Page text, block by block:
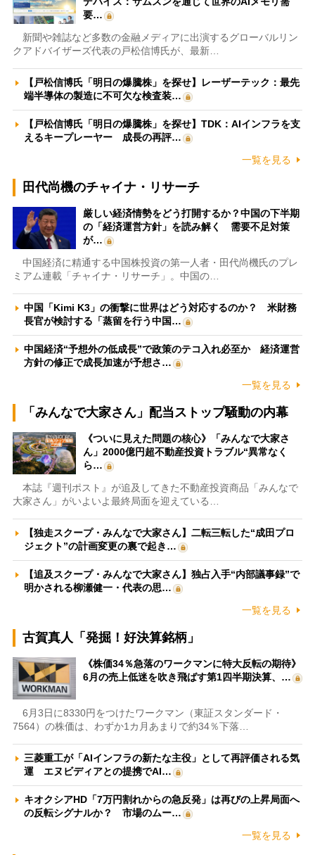
要…
新聞や雑誌など多数の金融メディアに出演するグローバルリン
クアドバイザーズ代表の戸松信博氏が、最新…
【戸松信博氏「明日の爆騰株」を探せ】レーザーテック：最先
端半導体の製造に不可欠な検査装…
【戸松信博氏「明日の爆騰株」を探せ】TDK：AIインフラを支
えるキープレーヤー 成長の再評…
一覧を見る
田代尚機のチャイナ・リサーチ
厳しい経済情勢をどう打開するか？中国の下半期
の「経済運営方針」を読み解く 需要不足対策
が…
中国経済に精通する中国株投資の第一人者・田代尚機氏のプレ
ミアム連載「チャイナ・リサーチ」。中国の…
中国「Kimi K3」の衝撃に世界はどう対応するのか？ 米財務
長官が検討する「蒸留を行う中国…
中国経済“予想外の低成長”で政策のテコ入れ必至か 経済運営
方針の修正で成長加速が予想さ…
一覧を見る
「みんなで大家さん」配当ストップ騒動の内幕
《ついに見えた問題の核心》「みんなで大家さ
ん」2000億円超不動産投資トラブル“異常なく
ら…
本誌『週刊ポスト』が追及してきた不動産投資商品「みんなで
大家さん」がいよいよ最終局面を迎えている…
【独走スクープ・みんなで大家さん】二転三転した“成田プロ
ジェクト”の計画変更の裏で起き…
【追及スクープ・みんなで大家さん】独占入手“内部議事録”で
明かされる柳瀬健一・代表の思…
一覧を見る
古賀真人「発掘！好決算銘柄」
《株価34％急落のワークマンに特大反転の期待》
6月の売上低迷を吹き飛ばす第1四半期決算、…
6月3日に8330円をつけたワークマン（東証スタンダード・
7564）の株価は、わずか1カ月あまりで約34％下落…
三菱重工が「AIインフラの新たな主役」として再評価される気
運 エヌビディアとの提携でAI…
キオクシアHD「7万円割れからの急反発」は再びの上昇局面へ
の反転シグナルか？ 市場のムー…
一覧を見る